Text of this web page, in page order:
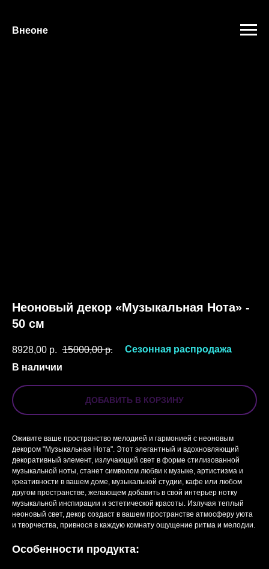
Внеоне
Неоновый декор «Музыкальная Нота» -
50 см
8928,00 р. 15000,00 р.
Сезонная распродажа
В наличии
ДОБАВИТЬ В КОРЗИНУ
Оживите ваше пространство мелодией и гармонией с неоновым
декором "Музыкальная Нота". Этот элегантный и вдохновляющий
декоративный элемент, излучающий свет в форме стилизованной
музыкальной ноты, станет символом любви к музыке, артистизма и
креативности в вашем доме, музыкальной студии, кафе или любом
другом пространстве, желающем добавить в свой интерьер нотку
музыкальной инспирации и эстетической красоты. Излучая теплый
неоновый свет, декор создаст в вашем пространстве атмосферу уюта
и творчества, привнося в каждую комнату ощущение ритма и мелодии.
Особенности продукта: